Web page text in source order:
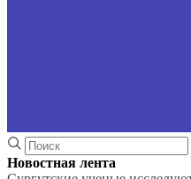
Новостная лента